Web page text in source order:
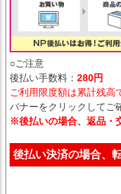
○ご注意
後払い手数料： 280円
ご利用限度額は累計残高
バナーをクリックしてご
※後払いの場合、返品・
後払い決済の場合、